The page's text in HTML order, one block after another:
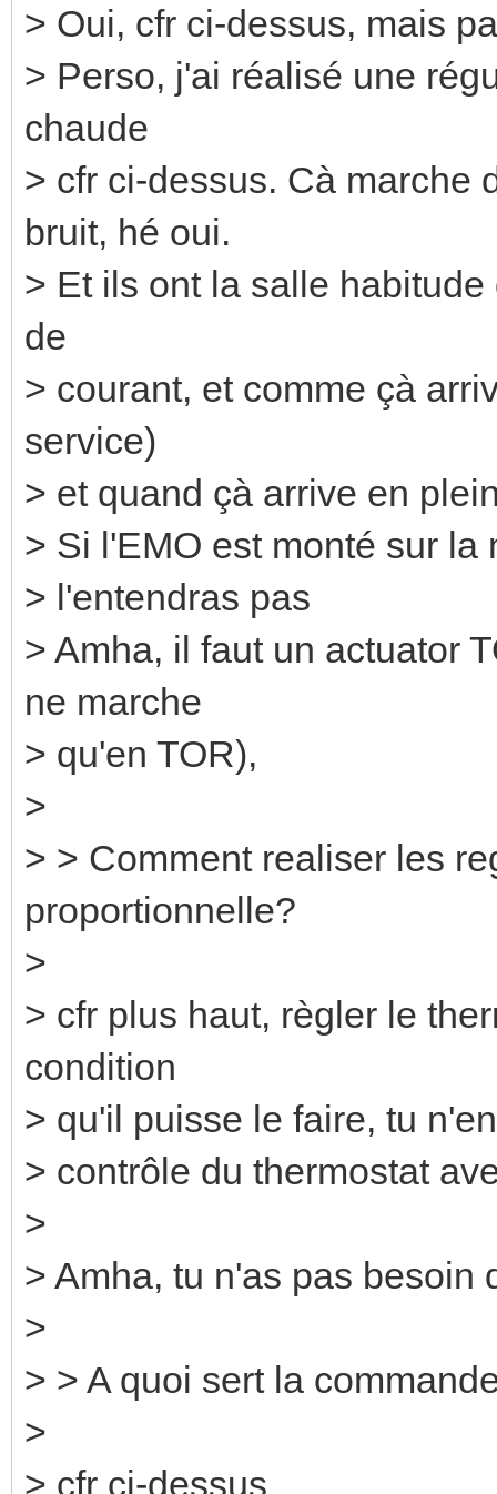
> Oui, cfr ci-dessus, mais
> Perso, j'ai réalisé une
chaude
> cfr ci-dessus. Cà marche
bruit, hé oui.
> Et ils ont la salle
de
> courant, et comme çà
service)
> et quand çà arrive en
> Si l'EMO est monté sur
> l'entendras pas
> Amha, il faut un actuator
ne marche
> qu'en TOR),
>
> > Comment realiser les
proportionnelle?
>
> cfr plus haut, règler le
condition
> qu'il puisse le faire, tu
> contrôle du thermostat
>
> Amha, tu n'as pas besoin
>
> > A quoi sert la
>
> cfr ci-dessus